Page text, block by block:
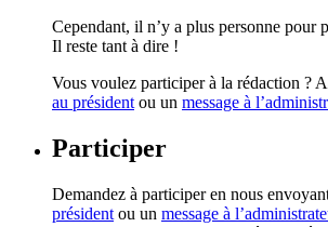
Cependant, il n’y a plus personne pour
Il reste tant à dire !
Vous voulez participer à la rédaction ?
au président ou un message à
Participer
Demandez à participer en nous
président ou un message à